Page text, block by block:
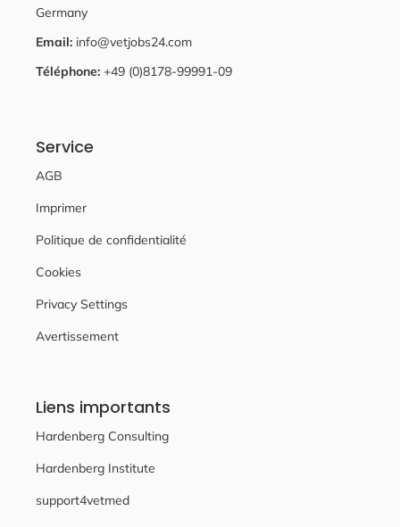
Germany
Email: info@vetjobs24.com
Téléphone: +49 (0)8178-99991-09
Service
AGB
Imprimer
Politique de confidentialité
Cookies
Privacy Settings
Avertissement
Liens importants
Hardenberg Consulting
Hardenberg Institute
support4vetmed